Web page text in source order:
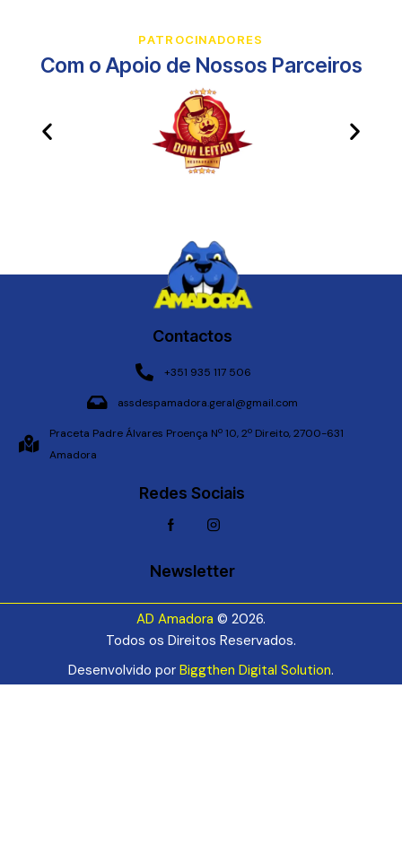
PATROCINADORES
Com o Apoio de Nossos Parceiros​
Contactos
+351 935 117 506
assdespamadora.geral@gmail.com
Praceta Padre Álvares Proença Nº 10, 2º Direito, 2700-631
Amadora
Redes Sociais
Newsletter
AD Amadora © 2026.
Todos os Direitos Reservados.
Desenvolvido por Biggthen Digital Solution.